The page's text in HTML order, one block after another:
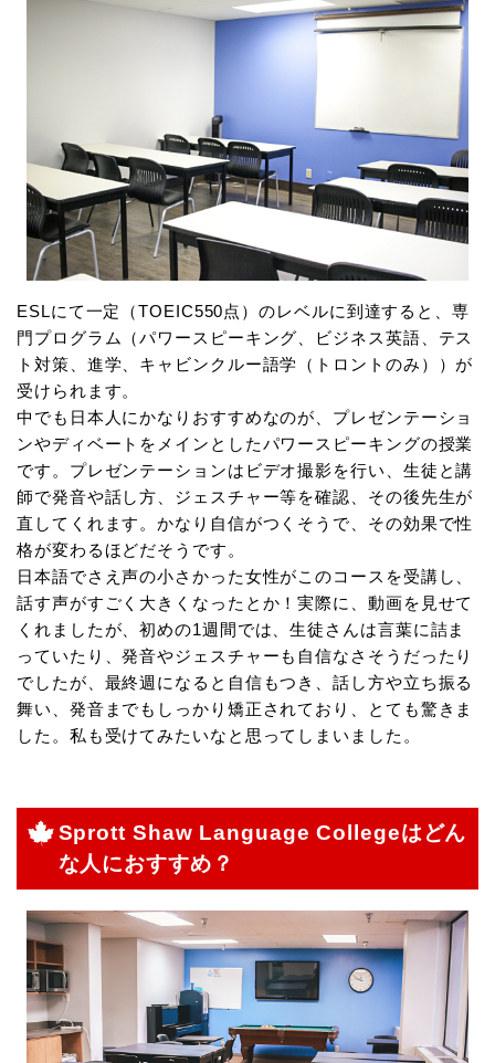
ESLにて一定（TOEIC550点）のレベルに到達すると、専
門プログラム（パワースピーキング、ビジネス英語、テス
ト対策、進学、キャビンクルー語学（トロントのみ））が
受けられます。
中でも日本人にかなりおすすめなのが、プレゼンテーショ
ンやディベートをメインとしたパワースピーキングの授業
です。プレゼンテーションはビデオ撮影を行い、生徒と講
師で発音や話し方、ジェスチャー等を確認、その後先生が
直してくれます。かなり自信がつくそうで、その効果で性
格が変わるほどだそうです。
日本語でさえ声の小さかった女性がこのコースを受講し、
話す声がすごく大きくなったとか！実際に、動画を見せて
くれましたが、初めの1週間では、生徒さんは言葉に詰ま
っていたり、発音やジェスチャーも自信なさそうだったり
でしたが、最終週になると自信もつき、話し方や立ち振る
舞い、発音までもしっかり矯正されており、とても驚きま
した。私も受けてみたいなと思ってしまいました。
Sprott Shaw Language Collegeはどん
な人におすすめ？